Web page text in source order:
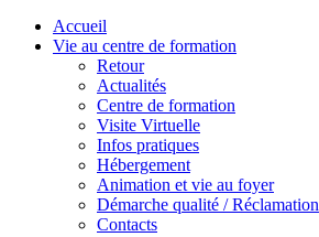
Accueil
Vie au centre de formation
Retour
Actualités
Centre de formation
Visite Virtuelle
Infos pratiques
Hébergement
Animation et vie au foyer
Démarche qualité / Réclamation
Contacts